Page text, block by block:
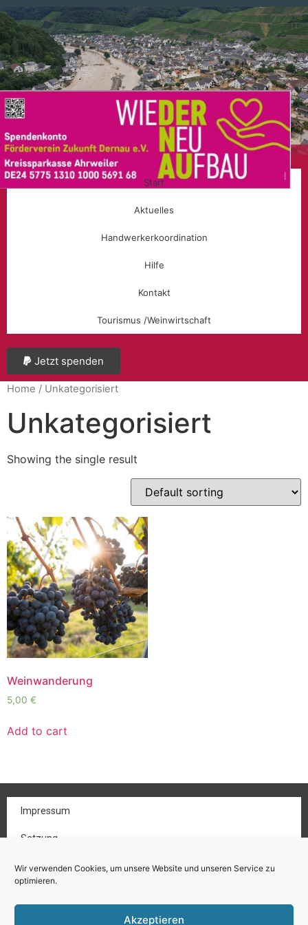
Wir verwenden Cookies, um unsere Website und unseren Service zu
optimieren.
Akzeptieren
Start
Aktuelles
Handwerkerkoordination
Hilfe
Kontakt
Tourismus /Weinwirtschaft
Jetzt spenden
Home / Unkategorisiert
Unkategorisiert
Showing the single result
Weinwanderung
5,00 €
Add to cart
Impressum
Satzung
Gemeinnützigkeit